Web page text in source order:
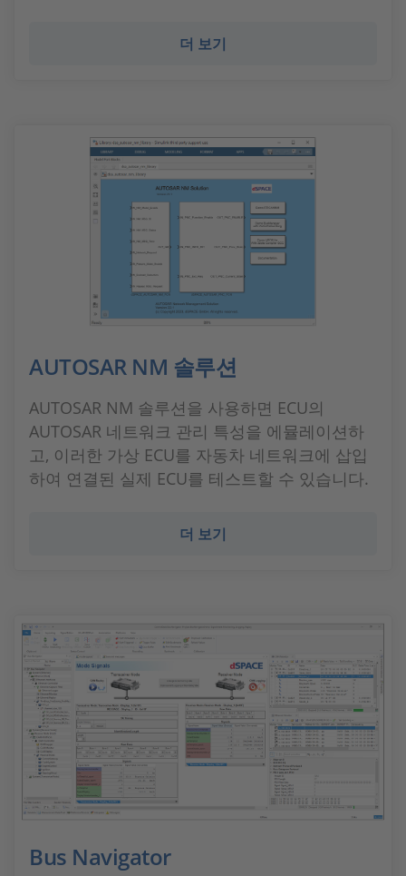
더 보기
AUTOSAR NM 솔루션
AUTOSAR NM 솔루션을 사용하면 ECU의
AUTOSAR 네트워크 관리 특성을 에뮬레이션하
고, 이러한 가상 ECU를 자동차 네트워크에 삽입
하여 연결된 실제 ECU를 테스트할 수 있습니다.
더 보기
Bus Navigator